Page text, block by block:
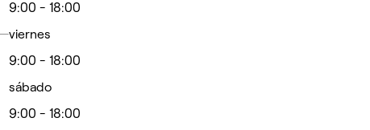
9:00 - 18:00
viernes
9:00 - 18:00
sábado
9:00 - 18:00